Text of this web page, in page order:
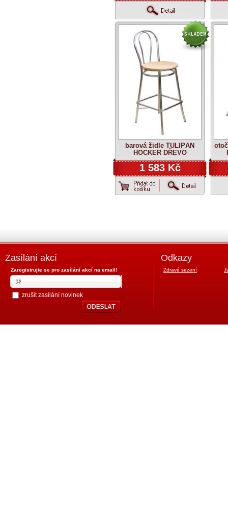
barová židle TULIPÁN
HOCKER DŘEVO
1 583 Kč
Zasílání akcí
Zaregistrujte se pro zasílání akcí na email!
zrušit zasílání novinek
Odkazy
Zdravé sezení